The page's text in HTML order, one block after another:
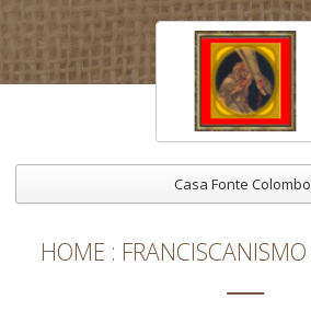
Casa Fonte Colombo
HOME FRANCISCANISMO